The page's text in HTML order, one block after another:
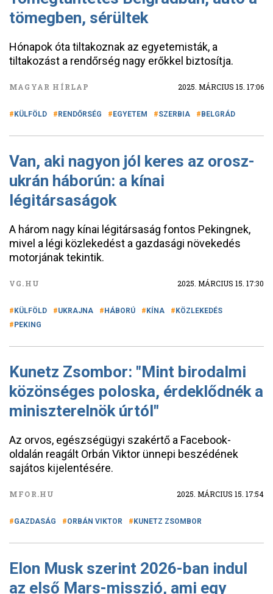
tömegben, sérültek
Hónapok óta tiltakoznak az egyetemisták, a
tiltakozást a rendőrség nagy erőkkel biztosítja.
MAGYAR HÍRLAP 2025. MÁRCIUS 15. 17:06
KÜLFÖLD RENDŐRSÉG EGYETEM SZERBIA BELGRÁD
Van, aki nagyon jól keres az orosz-
ukrán háborún: a kínai
légitársaságok
A három nagy kínai légitársaság fontos Pekingnek,
mivel a légi közlekedést a gazdasági növekedés
motorjának tekintik.
VG.HU 2025. MÁRCIUS 15. 17:30
KÜLFÖLD UKRAJNA HÁBORÚ KÍNA
KÖZLEKEDÉS
PEKING
Kunetz Zsombor: "Mint birodalmi
közönséges poloska, érdeklődnék a
miniszterelnök úrtól"
Az orvos, egészségügyi szakértő a Facebook-
oldalán reagált Orbán Viktor ünnepi beszédének
sajátos kijelentésére.
MFOR.HU 2025. MÁRCIUS 15. 17:54
GAZDASÁG ORBÁN VIKTOR KUNETZ ZSOMBOR
Elon Musk szerint 2026-ban indul
az első Mars-misszió, ami egy